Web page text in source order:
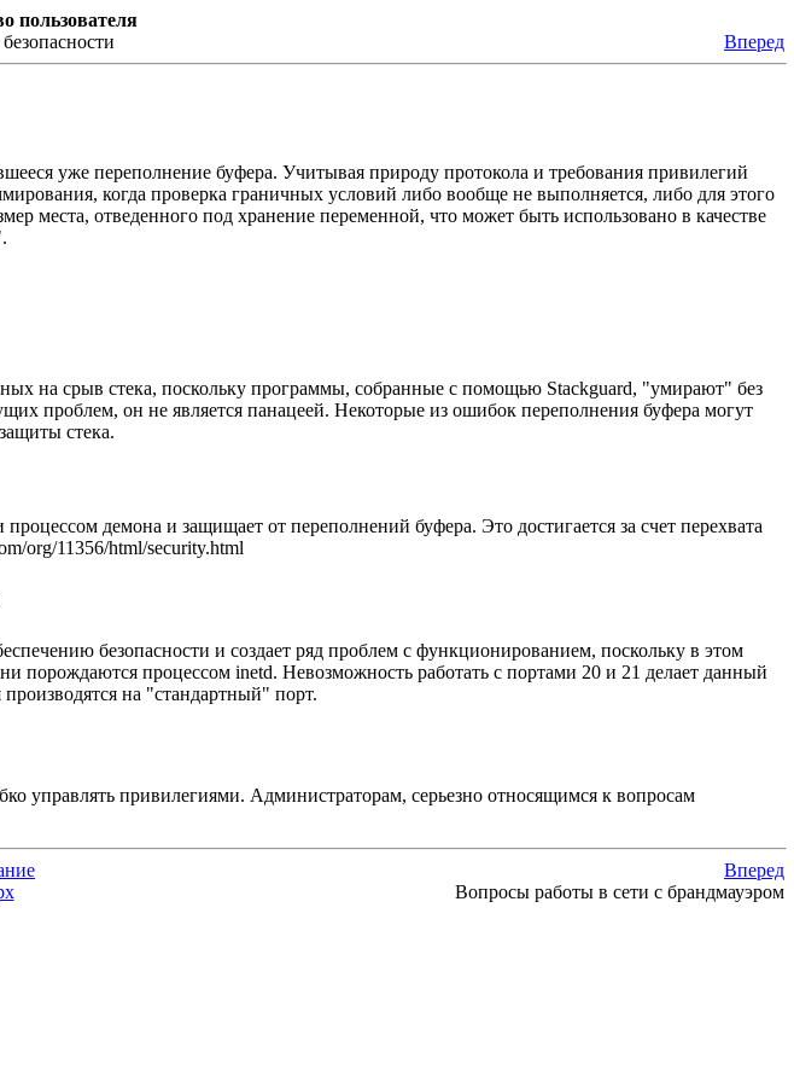
пользователя
Вперед
уже переполнение буфера. Учитывая природу протокола и требования привилегий
когда проверка граничных условий либо вообще не выполняется, либо для этого
места, отведенного под хранение переменной, что может быть использовано в качестве
на срыв стека, поскольку программы, собранные с помощью Stackguard, "умирают" без
проблем, он не является панацеей. Некоторые из ошибок переполнения буфера могут
стека.
демона и защищает от переполнений буфера. Это достигается за счет перехвата
org/11356/html/security.html
безопасности и создает ряд проблем с функционированием, поскольку в этом
порождаются процессом inetd. Невозможность работать с портами 20 и 21 делает данный
на "стандартный" порт.
управлять привилегиями. Администраторам, серьезно относящимся к вопросам
Вперед
Вопросы работы в сети с брандмауэром